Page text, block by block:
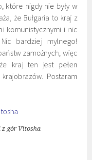
które nigdy nie były w
że Bułgaria to kraj z
komunistycznymi i nic
bardziej mylnego!
zamożnych, więc
kraj ten jest pełen
Postaram
gór Vitosha